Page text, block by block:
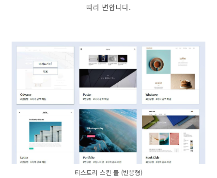
따라 변합니다.
티스토리 스킨 들 (반응형)